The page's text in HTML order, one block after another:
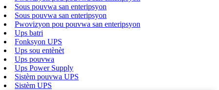
Sous pouvwa san enteripsyon
Sous pouvwa san enteripsyon
Pwovizyon pou pouvwa san enteripsyon
Ups batri
Fonksyon UPS
Ups sou entènèt
Ups pouvwa
Ups Power Supply
Sistèm pouvwa UPS
Sistèm UPS